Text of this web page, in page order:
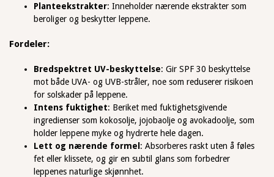
Planteekstrakter: Inneholder nærende ekstrakter som
beroliger og beskytter leppene.
Fordeler:
Bredspektret UV-beskyttelse: Gir SPF 30 beskyttelse
mot både UVA- og UVB-stråler, noe som reduserer risikoen
for solskader på leppene.
Intens fuktighet: Beriket med fuktighetsgivende
ingredienser som kokosolje, jojobaolje og avokadoolje, som
holder leppene myke og hydrerte hele dagen.
Lett og nærende formel : Absorberes raskt uten å føles
fet eller klissete, og gir en subtil glans som forbedrer
leppenes naturlige skjønnhet.